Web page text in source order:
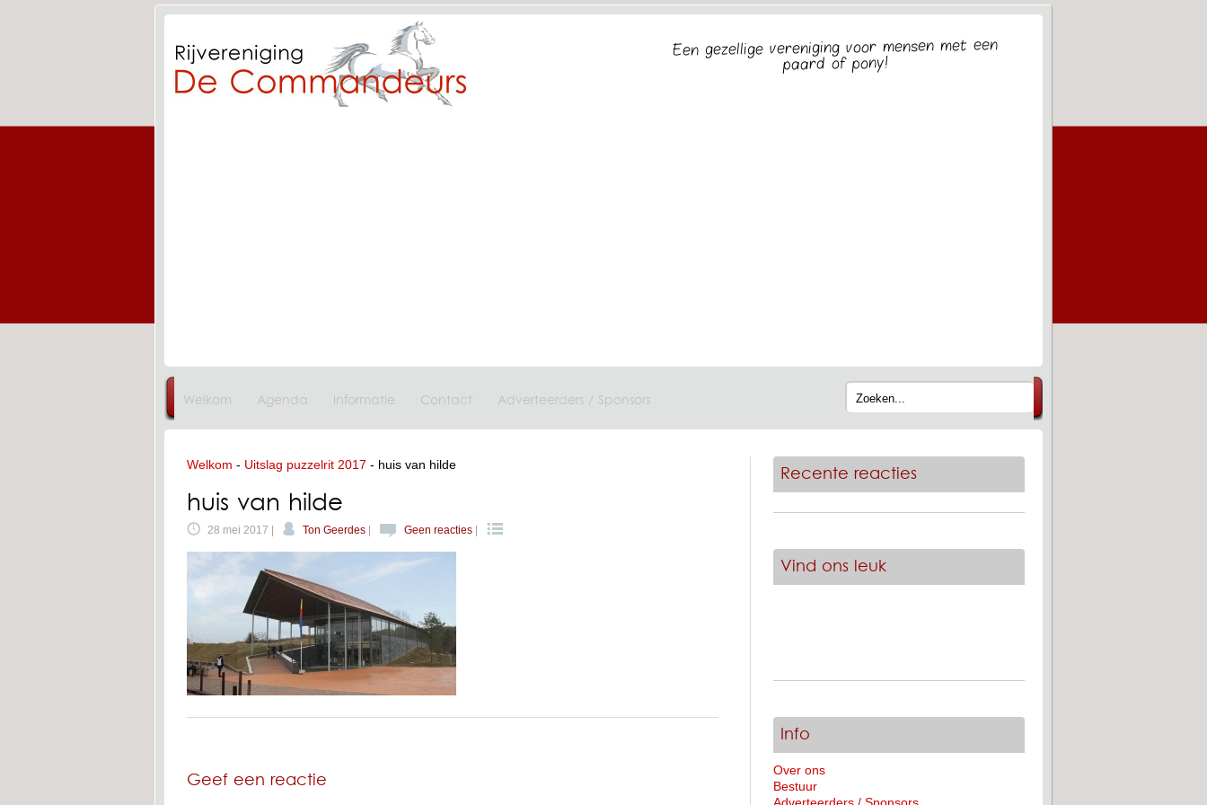
Een gezellige vereniging voor mensen met een
paard of pony!
Welkom Agenda Informatie Contact Adverteerders / Sponsors
Welkom - Uitslag puzzelrit 2017 - huis van hilde
huis van hilde
28 mei 2017 | Ton Geerdes Geen reacties
Geef een reactie
Recente reacties
Vind ons leuk
Info
Over ons
Bestuur